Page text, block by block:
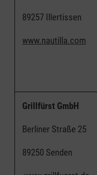
89257 Illertissen
www.nautilla.com
Grillfürst GmbH
Berliner Straße 25
89250 Senden